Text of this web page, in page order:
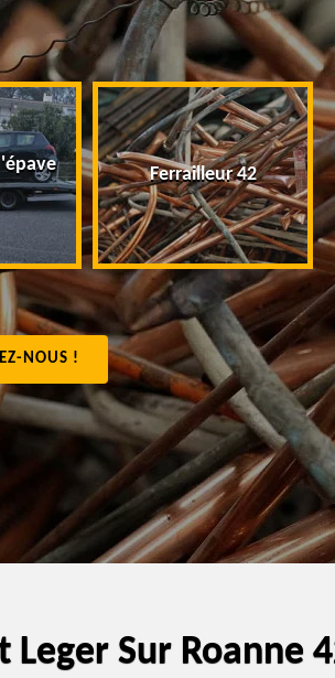
Ferrailleur 42
NOUS !
Sur Roanne